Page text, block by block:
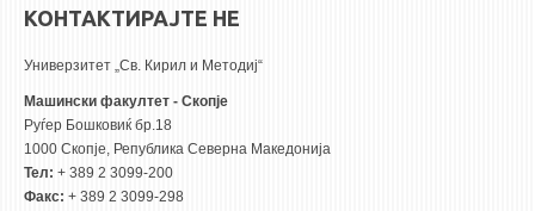
КОНТАКТИРАЈТЕ НЕ
Универзитет „Св. Кирил и Методиј“
Машински факултет - Скопје
Руѓер Бошковиќ бр.18
1000 Скопје, Република Северна Македонија
Тел: + 389 2 3099-200
Факс: + 389 2 3099-298